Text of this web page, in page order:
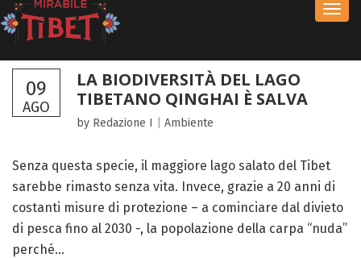
09
AGO
LA BIODIVERSITÀ DEL LAGO
TIBETANO QINGHAI È SALVA
by Redazione I Ambiente
Senza questa specie, il maggiore lago salato del Tibet
sarebbe rimasto senza vita. Invece, grazie a 20 anni di
costanti misure di protezione – a cominciare dal divieto
di pesca fino al 2030 -, la popolazione della carpa “nuda”
perché...